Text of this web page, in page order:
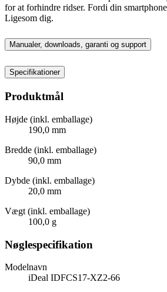
for at forhindre ridser. Fordi din
Ligesom dig.
Manualer, downloads, garanti og support
Specifikationer
Produktmål
Højde (inkl. emballage)
190,0 mm
Bredde (inkl. emballage)
90,0 mm
Dybde (inkl. emballage)
20,0 mm
Vægt (inkl. emballage)
100,0 g
Nøglespecifikation
Modelnavn
iDeal IDFCS17-XZ2-66